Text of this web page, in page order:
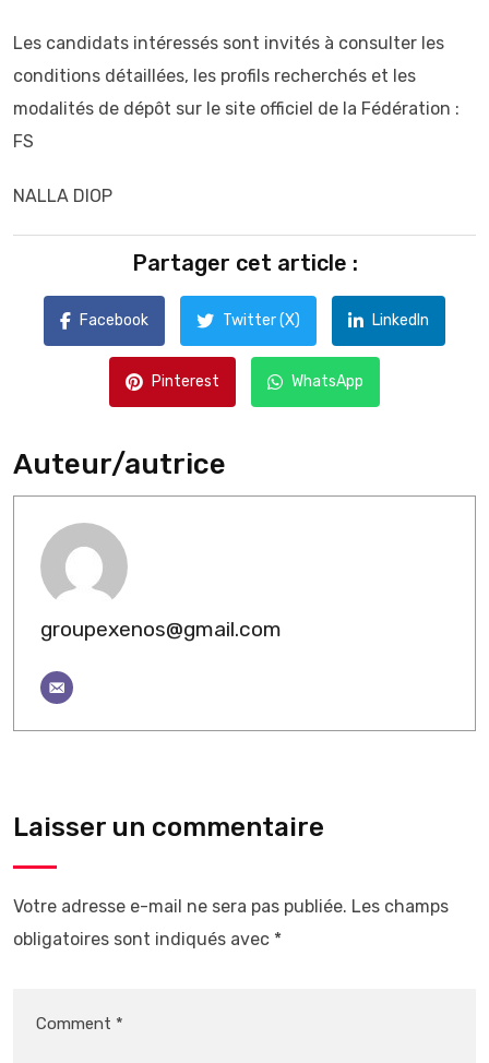
Les candidats intéressés sont invités à consulter les
conditions détaillées, les profils recherchés et les
modalités de dépôt sur le site officiel de la Fédération :
FS
NALLA DIOP
Partager cet article :
Facebook Twitter (X) LinkedIn
Pinterest WhatsApp
Auteur/autrice
groupexenos@gmail.com
Laisser un commentaire
Votre adresse e-mail ne sera pas publiée. Les champs
obligatoires sont indiqués avec *